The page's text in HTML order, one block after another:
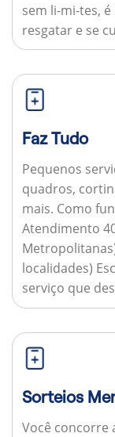
sem li-mi-tes,
resgatar e se
Faz Tudo
Pequenos
quadros,
mais. Como
Atendimento
localidades)
serviço que
Sorteios
Você concorre